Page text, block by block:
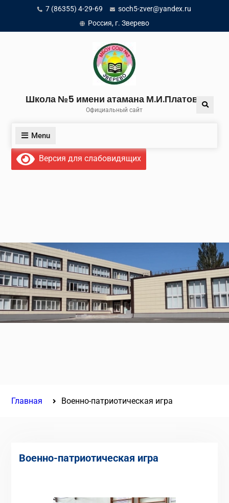
content
7 (86355) 4-29-69
soch5-zver@yandex.ru
Россия, г. Зверево
Школа №5 имени атамана М.И.Платова
Официальный сайт
Menu
Search
Версия для слабовидящих
Главная Военно-патриотическая игра
Военно-патриотическая игра